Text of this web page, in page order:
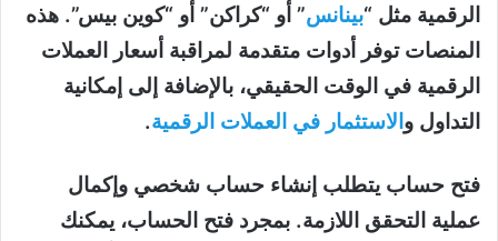
الرقمية مثل “بينانس” أو “كراكن” أو “كوين بيس”. هذه
المنصات توفر أدوات متقدمة لمراقبة أسعار العملات
الرقمية في الوقت الحقيقي، بالإضافة إلى إمكانية
التداول و الاستثمار في العملات الرقمية.
فتح حساب يتطلب إنشاء حساب شخصي وإكمال
عملية التحقق اللازمة. بمجرد فتح الحساب، يمكنك